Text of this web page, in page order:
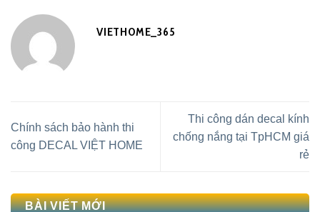
VIETHOME_365
Chính sách bảo hành thi
công DECAL VIỆT HOME
Thi công dán decal kính
chống nắng tại TpHCM giá
rẻ
BÀI VIẾT MỚI